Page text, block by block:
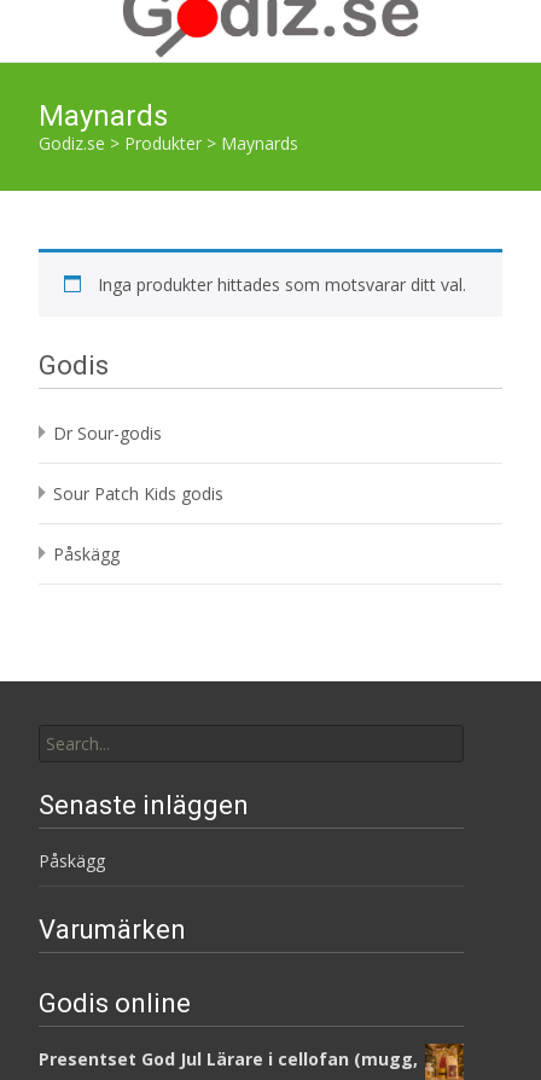
Maynards
Godiz.se > Produkter > Maynards
Inga produkter hittades som motsvarar ditt val.
Godis
Dr Sour-godis
Sour Patch Kids godis
Påskägg
for:
Senaste inläggen
Påskägg
Varumärken
Godis online
Presentset God Jul Lärare i cellofan (mugg,